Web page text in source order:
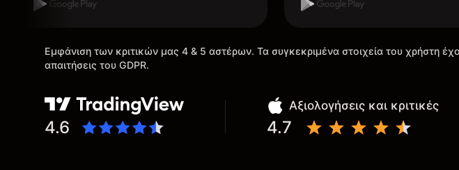
Εμφάνιση των κριτικών μας 4 & 5 αστέρων. Τα συγκεκριμένα στοιχεία του χρήστη
απαιτήσεις του GDPR.
4.6
Αξιολογήσεις και κριτικές
4.7